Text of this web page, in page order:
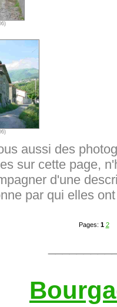
aussi des
sur cette page,
d'une
par qui elles
Pages: 1 2